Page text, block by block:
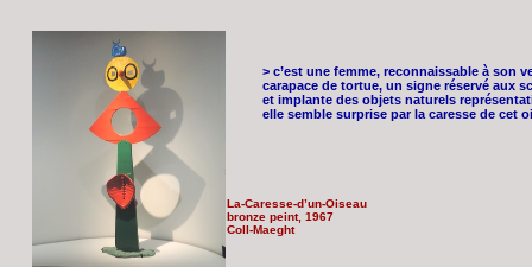
> c’est une femme, reconnaissable à son
carapace de tortue, un signe réservé aux
et implante des objets naturels
elle semble surprise par la caresse de cet
La-Caresse-d’un-Oiseau
bronze peint, 1967
Coll-Maeght